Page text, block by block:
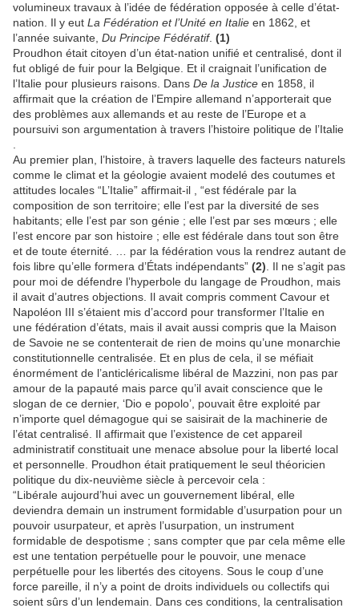
volumineux travaux à l’idée de fédération opposée à celle d’état-
nation. Il y eut La Fédération et l’Unité en Italie en 1862, et
l’année suivante, Du Principe Fédératif. (1)
Proudhon était citoyen d’un état-nation unifié et centralisé, dont il
fut obligé de fuir pour la Belgique. Et il craignait l’unification de
l’Italie pour plusieurs raisons. Dans De la Justice en 1858, il
affirmait que la création de l’Empire allemand n’apporterait que
des problèmes aux allemands et au reste de l’Europe et a
poursuivi son argumentation à travers l’histoire politique de l’Italie
Au premier plan, l’histoire, à travers laquelle des facteurs naturels
comme le climat et la géologie avaient modelé des coutumes et
attitudes locales “L’Italie” affirmait-il , “est fédérale par la
composition de son territoire; elle l’est par la diversité de ses
habitants; elle l’est par son génie ; elle l’est par ses mœurs ; elle
l’est encore par son histoire ; elle est fédérale dans tout son être
et de toute éternité. … par la fédération vous la rendrez autant de
fois libre qu’elle formera d’États indépendants” (2) . Il ne s’agit pas
pour moi de défendre l’hyperbole du langage de Proudhon, mais
il avait d’autres objections. Il avait compris comment Cavour et
Napoléon III s’étaient mis d’accord pour transformer l’Italie en
une fédération d’états, mais il avait aussi compris que la Maison
de Savoie ne se contenterait de rien de moins qu’une monarchie
constitutionnelle centralisée. Et en plus de cela, il se méfiait
énormément de l’anticléricalisme libéral de Mazzini, non pas par
amour de la papauté mais parce qu’il avait conscience que le
slogan de ce dernier, ‘Dio e popolo’, pouvait être exploité par
n’importe quel démagogue qui se saisirait de la machinerie de
l’état centralisé. Il affirmait que l’existence de cet appareil
administratif constituait une menace absolue pour la liberté local
et personnelle. Proudhon était pratiquement le seul théoricien
politique du dix-neuvième siècle à percevoir cela :
“Libérale aujourd’hui avec un gouvernement libéral, elle
deviendra demain un instrument formidable d’usurpation pour un
pouvoir usurpateur, et après l’usurpation, un instrument
formidable de despotisme ; sans compter que par cela même elle
est une tentation perpétuelle pour le pouvoir, une menace
perpétuelle pour les libertés des citoyens. Sous le coup d’une
force pareille, il n’y a point de droits individuels ou collectifs qui
soient sûrs d’un lendemain. Dans ces conditions, la centralisation